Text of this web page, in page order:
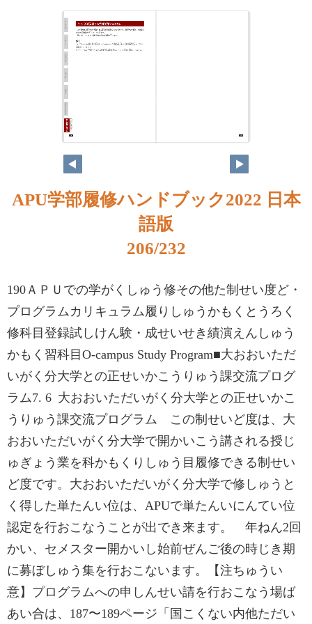
APU学部履修ハンドブック2022 日本
語版
206/232
190ＡＰＵでの学がくしゅう修その他た制せい度ど・
プログラムカリキュラム履りしゅうかもくとうろく
修科目登録試しけん験・成せいせき績演えんしゅう
かもく習科目O-campus Study Program■‌大おおいただ
いがく分大学との正せいかこうりゅう課交流プログ
ラム7. 6 大おおいただいがく分大学との正せいかこ
うりゅう課交流プログラム この制せいど度は、大
おおいただいがく分大学で開かいこう講される授じ
ゅぎょう業を科かもくりしゅう目履修できる制せい
ど度です。大おおいただいがく分大学で修しゅうと
く得した単たんい位は、APUで単たんいにんてい位
認定を行おこなうことが出でき来ます。 年ねん2回
かい、セメスター開かいし始前ぜんご後の時じき期
に募ぼしゅう集を行おこないます。【注ちゅうい
意】プログラムへの申しんせい請を行おこなう場ば
あい合は、187〜189ページ「国こくない内他ただい